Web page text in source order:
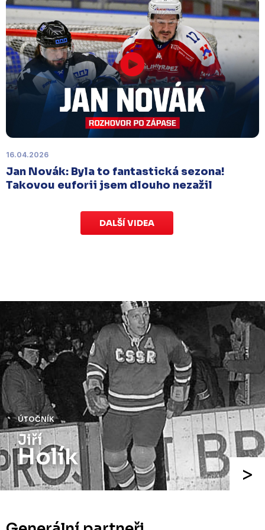
končí v neděli 11. ledna ve 20:00.
Náhradní termín 15. kola
Úterý 18. listopadu | Utkání 15. kola proti Ústí nad
Labem, které se mělo původně odehrát 15.
listopadu, bylo z důvodu marodky Slovanu
. Kluby se domluvily na náhradním
termínu, Bruslaři se s Ústím nad Labem utkají doma
v Kotlině ve středu 26. listopadu od 18:00.
16.04.2026
Jan Novák: Byla to fantastická sezona!
Takovou euforii jsem dlouho nezažil
DALŠÍ VIDEA
ÚTOČNÍK
Jiří
Holík